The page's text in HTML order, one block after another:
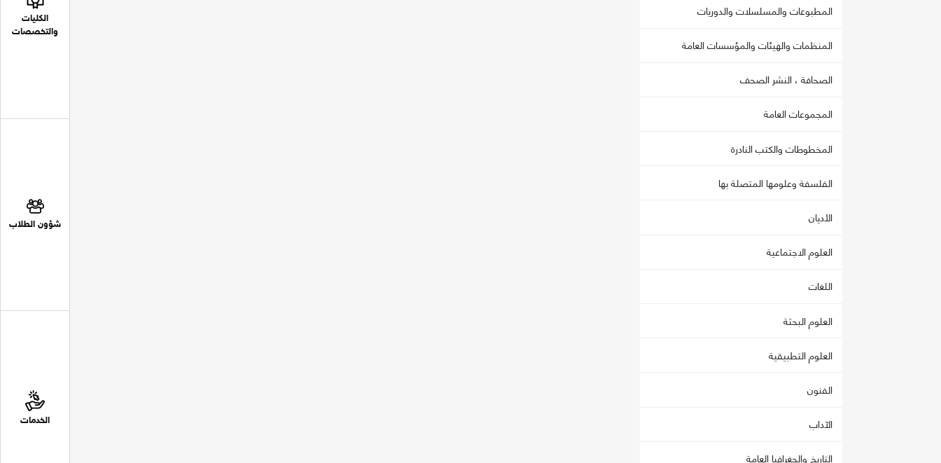
الكليات
والتخصصات
شؤون الطلاب
الخدمات
المطبوعات والمسلسلات والدوريات
المنظمات والهيئات والمؤسسات العامة
الصحافة ، النشر الصحف
المجموعات العامة
المخطوطات والكتب النادرة
الفلسفة وعلومها المتصلة بها
الأديان
العلوم الاجتماعية
اللغات
العلوم البحثة
العلوم التطبيقية
الفنون
الآداب
التاريخ والجغرافيا العامة